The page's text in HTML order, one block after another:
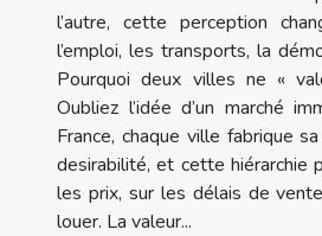
l’autre, cette perception
l’emploi, les transports, la
Pourquoi deux villes ne «
Oubliez l’idée d’un marché
France, chaque ville fabrique
desirabilité, et cette hiérarchie
les prix, sur les délais de
louer. La valeur...